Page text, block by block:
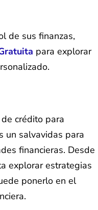
de sus finanzas,
para explorar
crédito para
un salvavidas para
financieras. Desde
explorar estrategias
ponerlo en el